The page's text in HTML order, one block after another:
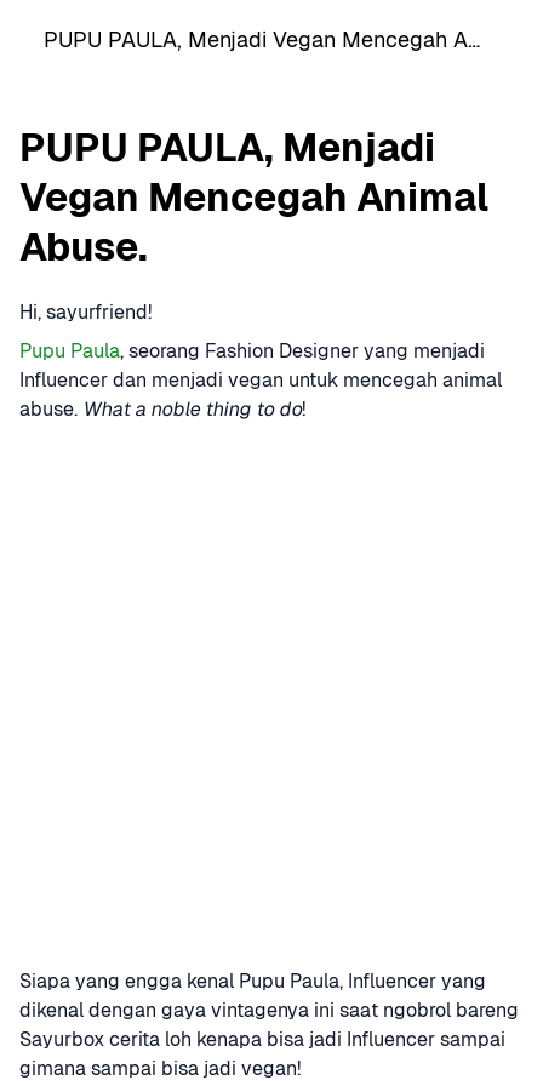
PUPU PAULA, Menjadi
Vegan Mencegah Animal
Abuse.
Hi, sayurfriend!
Pupu Paula, seorang Fashion Designer yang menjadi
Influencer dan menjadi vegan untuk mencegah animal
abuse. What a noble thing to do!
Siapa yang engga kenal Pupu Paula, Influencer yang
dikenal dengan gaya vintagenya ini saat ngobrol bareng
Sayurbox cerita loh kenapa bisa jadi Influencer sampai
gimana sampai bisa jadi vegan!
PUPU PAULA, Menjadi Vegan Mencegah Animal Abuse.